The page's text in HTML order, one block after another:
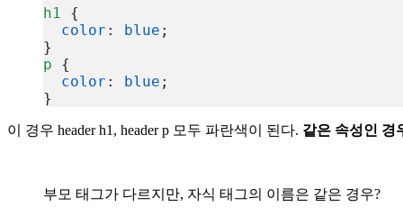
h1 {
  color
: blue ;
}
p {
  color
: blue ;
}
이 경우 header h1, header p 모두 파란색이 된다. 같은 속성인 경
부모 태그가 다르지만, 자식 태그의 이름은 같은 경우?